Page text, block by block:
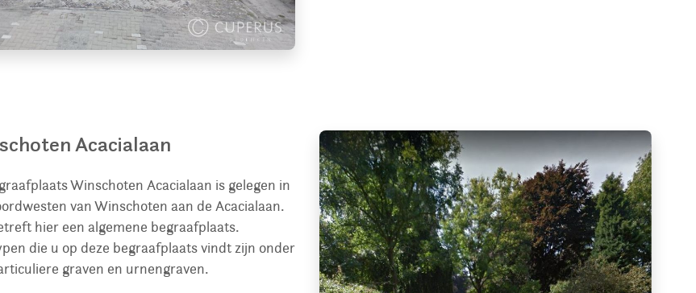
Acacialaan
Winschoten Acacialaan is gelegen in
van Winschoten aan de Acacialaan.
hier een algemene begraafplaats.
die u op deze begraafplaats vindt zijn onder
graven en urnengraven.